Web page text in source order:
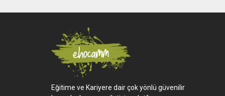
milyon 177 bin 56 vatandaşımız
üretimi
Eğitime ve Kariyere dair çok yönlü güvenilir